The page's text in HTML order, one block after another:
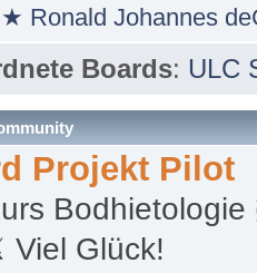
★ Ronald Johannes
Boards: ULC
Projekt Pilot
Viel Glück!